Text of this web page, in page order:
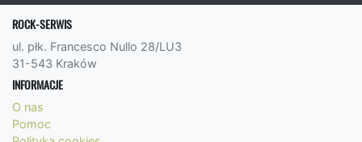
ROCK-SERWIS
ul. płk. Francesco Nullo 28/LU3
31-543 Kraków
INFORMACJE
O nas
Pomoc